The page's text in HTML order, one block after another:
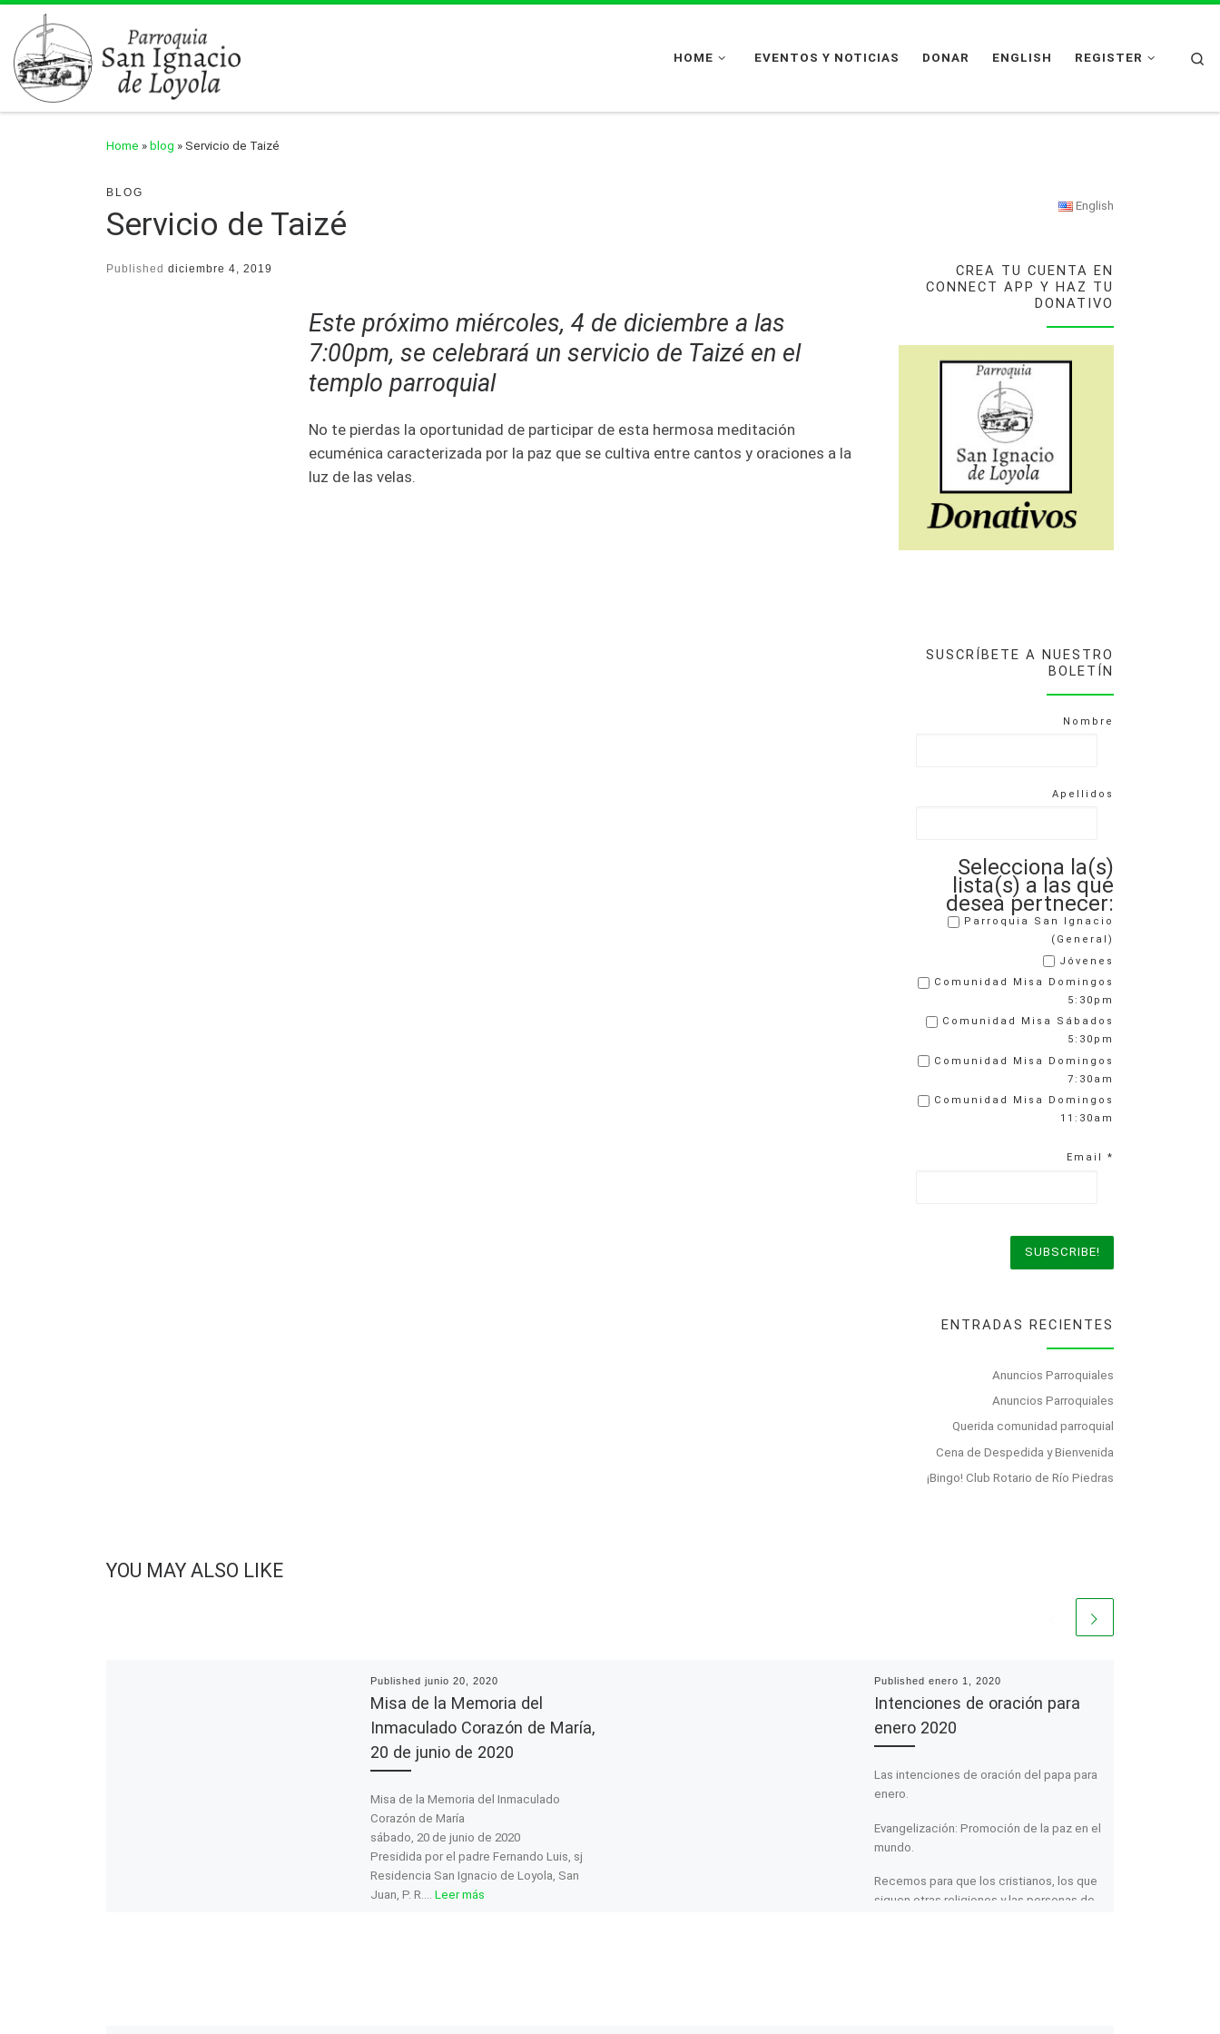
Skip to content
HOME EVENTOS Y NOTICIAS DONAR ENGLISH REGISTER
Home » blog » Servicio de Taizé
BLOG
Servicio de Taizé
Published diciembre 4, 2019
Este próximo miércoles, 4 de diciembre a las
7:00pm, se celebrará un servicio de Taizé en el
templo parroquial
No te pierdas la oportunidad de participar de esta hermosa meditación
ecuménica caracterizada por la paz que se cultiva entre cantos y oraciones a la
luz de las velas.
YOU MAY ALSO LIKE
Published junio 20, 2020
Misa de la Memoria del
Inmaculado Corazón de María,
20 de junio de 2020
Misa de la Memoria del Inmaculado
Corazón de María
sábado, 20 de junio de 2020
Presidida por el padre Fernando Luis, sj
Residencia San Ignacio de Loyola, San
Juan, P. R.… Leer más
Published enero 1, 2020
Intenciones de oración para
enero 2020
Las intenciones de oración del papa para
enero.
Evangelización: Promoción de la paz en el
mundo.
Recemos para que los cristianos, los que
siguen otras religiones y las personas de
English
CREA TU CUENTA EN
CONNECT APP Y HAZ TU
DONATIVO
SUSCRÍBETE A NUESTRO
BOLETÍN
Nombre
Apellidos
Selecciona la(s)
lista(s) a las que
desea pertnecer:
Parroquia San Ignacio
(General)
Jóvenes
Comunidad Misa Domingos
5:30pm
Comunidad Misa Sábados
5:30pm
Comunidad Misa Domingos
7:30am
Comunidad Misa Domingos
11:30am
Email *
ENTRADAS RECIENTES
Anuncios Parroquiales
Anuncios Parroquiales
Querida comunidad parroquial
Cena de Despedida y Bienvenida
¡Bingo! Club Rotario de Río Piedras